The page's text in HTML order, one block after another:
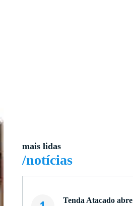
mais lidas
/notícias
Tenda Atacado abre